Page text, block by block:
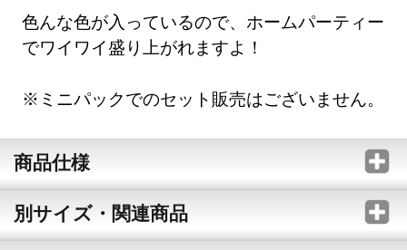
色んな色が入っているので、ホームパーティー
でワイワイ盛り上がれますよ！
※ミニパックでのセット販売はございません。
商品仕様
別サイズ・関連商品